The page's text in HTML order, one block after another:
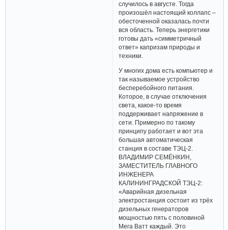
случилось в августе. Тогда
произошёл настоящий коллапс –
обесточенной оказалась почти
вся область. Теперь энергетики
готовы дать «симметричный
ответ» капризам природы и
техники.
У многих дома есть компьютер и
так называемое устройство
бесперебойного питания.
Которое, в случае отключения
света, какое-то время
поддерживает напряжение в
сети. Примерно по такому
принципу работает и вот эта
большая автоматическая
станция в составе ТЭЦ-2.
ВЛАДИМИР СЕМЁНКИН,
ЗАМЕСТИТЕЛЬ ГЛАВНОГО
ИНЖЕНЕРА
КАЛИНИНГРАДСКОЙ ТЭЦ-2:
«Аварийная дизельная
электростанция состоит из трёх
дизельных генераторов
мощностью пять с половиной
Мега Ватт каждый. Это